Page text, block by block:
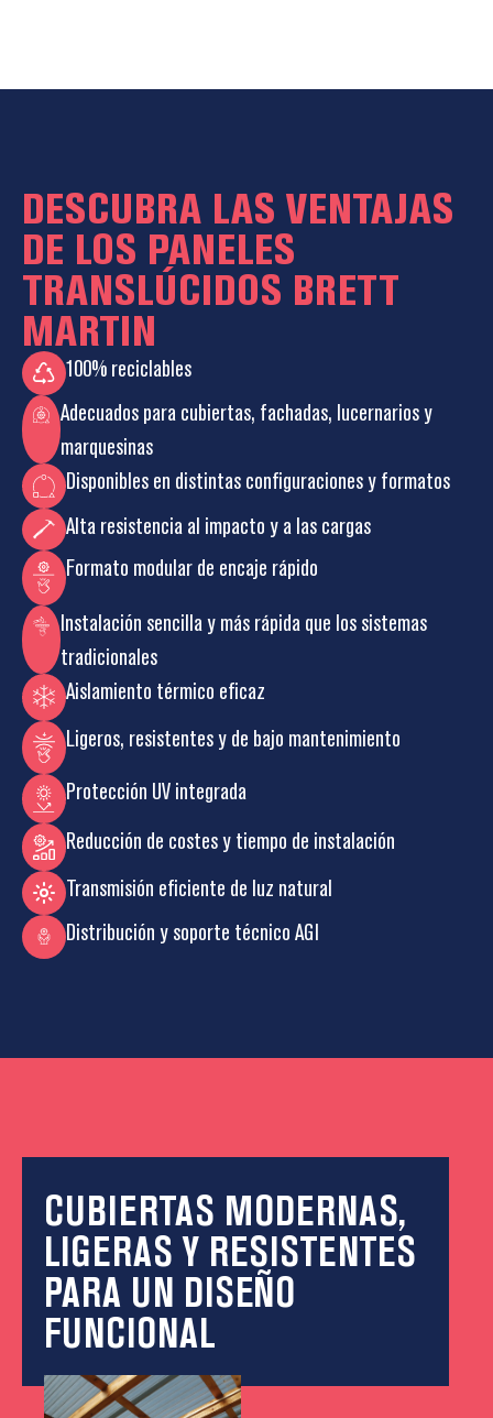
DESCUBRA LAS VENTAJAS
DE LOS PANELES
TRANSLÚCIDOS BRETT
MARTIN
100% reciclables
Adecuados para cubiertas, fachadas, lucernarios y
marquesinas
Disponibles en distintas configuraciones y formatos
Alta resistencia al impacto y a las cargas
Formato modular de encaje rápido
Instalación sencilla y más rápida que los sistemas
tradicionales
Aislamiento térmico eficaz
Ligeros, resistentes y de bajo mantenimiento
Protección UV integrada
Reducción de costes y tiempo de instalación
Transmisión eficiente de luz natural
Distribución y soporte técnico AGI
CUBIERTAS MODERNAS,
LIGERAS Y RESISTENTES
PARA UN DISEÑO
FUNCIONAL